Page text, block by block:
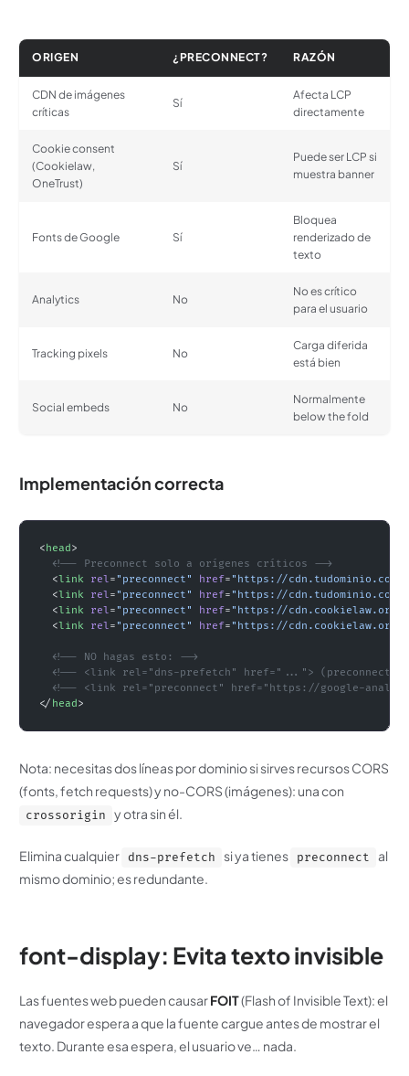
ORIGEN ¿PRECONNECT? RAZÓN
CDN de imágenes
críticas
Sí
Afecta LCP
directamente
Cookie consent
(Cookielaw,
OneTrust)
Sí
Puede ser LCP si
muestra banner
Fonts de Google Sí
Bloquea
renderizado de
texto
Analytics No
No es crítico
para el usuario
Tracking pixels No
Carga diferida
está bien
Social embeds No
Normalmente
below the fold
Implementación correcta
<head>
  <!-- Preconnect solo a orígenes críticos -->
  <
link rel= "preconnect" href= "https://cdn.tudominio.com"
  <
link rel= "preconnect" href= "https://cdn.tudominio.com"
  <
link rel= "preconnect" href= "https://cdn.cookielaw.org"
  <
link rel= "preconnect" href= "https://cdn.cookielaw.org"
  <!-- NO hagas esto: -->
<!-- <link rel="dns-prefetch" href="..."> (preconnect
<!-- <link rel="preconnect" href="https://google-
</ head>
Nota: necesitas dos líneas por dominio si sirves recursos CORS
(fonts, fetch requests) y no-CORS (imágenes): una con
crossorigin y otra sin él.
Elimina cualquier dns-prefetch si ya tienes preconnect
al
mismo dominio; es redundante.
font-display: Evita texto invisible
Las fuentes web pueden causarFOIT(Flash of Invisible Text): el
navegador espera a que la fuente cargue antes de mostrar el
texto. Durante esa espera, el usuario ve… nada.